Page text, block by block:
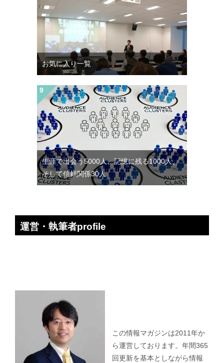
お気に入り一覧
生涯で出会う5000人、記憶に残る1000人、
そして信頼関係30人
運営・執筆者profile
この情報マガジンは2011年か
ら運営しております。年間365
回更新を基本としながら情報